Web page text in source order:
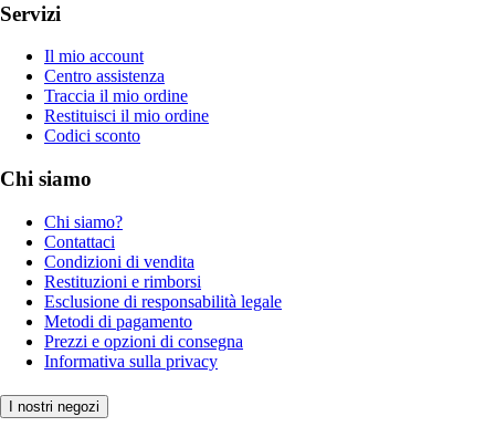
Servizi
Il mio account
Centro assistenza
Traccia il mio ordine
Restituisci il mio ordine
Codici sconto
Chi siamo
Chi siamo?
Contattaci
Condizioni di vendita
Restituzioni e rimborsi
Esclusione di responsabilità legale
Metodi di pagamento
Prezzi e opzioni di consegna
Informativa sulla privacy
I nostri negozi